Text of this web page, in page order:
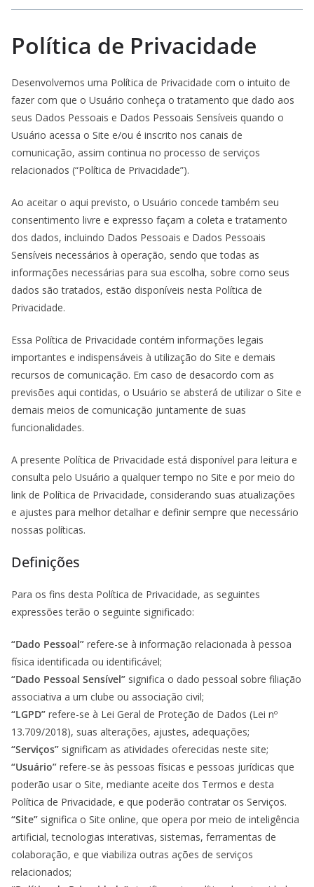
Política de Privacidade
Desenvolvemos uma Política de Privacidade com o intuito de
fazer com que o Usuário conheça o tratamento que dado aos
seus Dados Pessoais e Dados Pessoais Sensíveis quando o
Usuário acessa o Site e/ou é inscrito nos canais de
comunicação, assim continua no processo de serviços
relacionados (“Política de Privacidade”).
Ao aceitar o aqui previsto, o Usuário concede também seu
consentimento livre e expresso façam a coleta e tratamento
dos dados, incluindo Dados Pessoais e Dados Pessoais
Sensíveis necessários à operação, sendo que todas as
informações necessárias para sua escolha, sobre como seus
dados são tratados, estão disponíveis nesta Política de
Privacidade.
Essa Política de Privacidade contém informações legais
importantes e indispensáveis à utilização do Site e demais
recursos de comunicação. Em caso de desacordo com as
previsões aqui contidas, o Usuário se absterá de utilizar o Site e
demais meios de comunicação juntamente de suas
funcionalidades.
A presente Política de Privacidade está disponível para leitura e
consulta pelo Usuário a qualquer tempo no Site e por meio do
link de Política de Privacidade, considerando suas atualizações
e ajustes para melhor detalhar e definir sempre que necessário
nossas políticas.
Definições
Para os fins desta Política de Privacidade, as seguintes
expressões terão o seguinte significado:
“Dado Pessoal” refere-se à informação relacionada à pessoa
física identificada ou identificável;
“Dado Pessoal Sensível” significa o dado pessoal sobre filiação
associativa a um clube ou associação civil;
“LGPD” refere-se à Lei Geral de Proteção de Dados (Lei nº
13.709/2018), suas alterações, ajustes, adequações;
“Serviços” significam as atividades oferecidas neste site;
“Usuário” refere-se às pessoas físicas e pessoas jurídicas que
poderão usar o Site, mediante aceite dos Termos e desta
Política de Privacidade, e que poderão contratar os Serviços.
“Site” significa o Site online, que opera por meio de inteligência
artificial, tecnologias interativas, sistemas, ferramentas de
colaboração, e que viabiliza outras ações de serviços
relacionados;